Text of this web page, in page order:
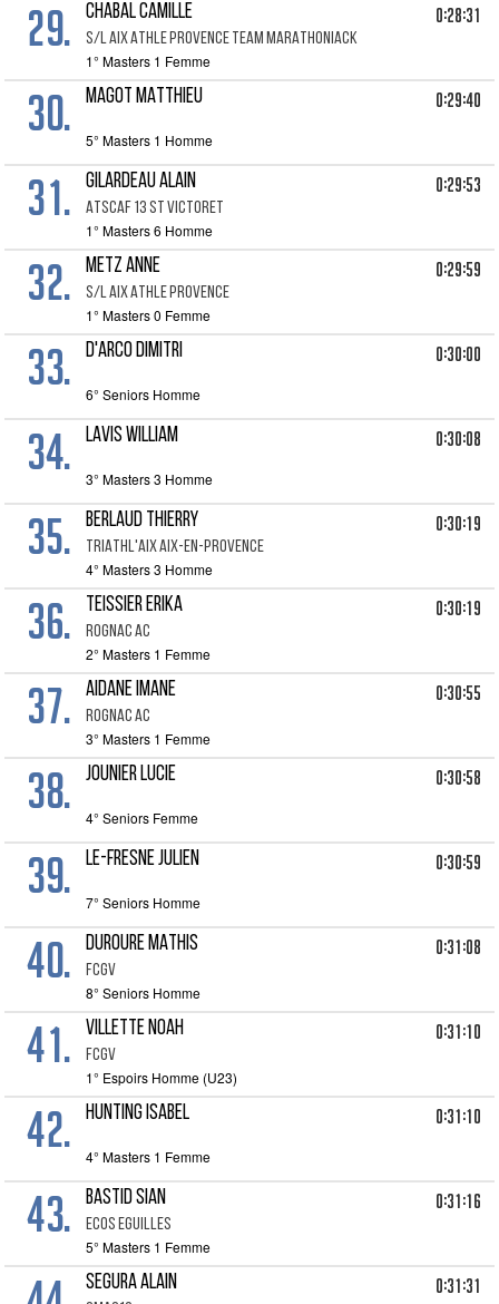
29. CHABAL CAMILLE
S/L AIX ATHLE PROVENCE TEAM MARATHONIACK
0:28:31
1° Masters 1 Femme
30. MAGOT MATTHIEU 0:29:40
5° Masters 1 Homme
31. GILARDEAU ALAIN
ATSCAF 13 ST VICTORET
0:29:53
1° Masters 6 Homme
32. METZ ANNE
S/L AIX ATHLE PROVENCE
0:29:59
1° Masters 0 Femme
33. D'ARCO DIMITRI 0:30:00
6° Seniors Homme
34. LAVIS WILLIAM 0:30:08
3° Masters 3 Homme
35. BERLAUD THIERRY
TRIATHL'AIX AIX-EN-PROVENCE
0:30:19
4° Masters 3 Homme
36. TEISSIER ERIKA
ROGNAC AC
0:30:19
2° Masters 1 Femme
37. AIDANE IMANE
ROGNAC AC
0:30:55
3° Masters 1 Femme
38. JOUNIER LUCIE 0:30:58
4° Seniors Femme
39. LE-FRESNE JULIEN 0:30:59
7° Seniors Homme
40. DUROURE MATHIS
FCGV
0:31:08
8° Seniors Homme
41. VILLETTE NOAH
FCGV
0:31:10
1° Espoirs Homme (U23)
42. HUNTING ISABEL 0:31:10
4° Masters 1 Femme
43. BASTID SIAN
ECOS EGUILLES
0:31:16
5° Masters 1 Femme
SEGURA ALAIN 0:31:31